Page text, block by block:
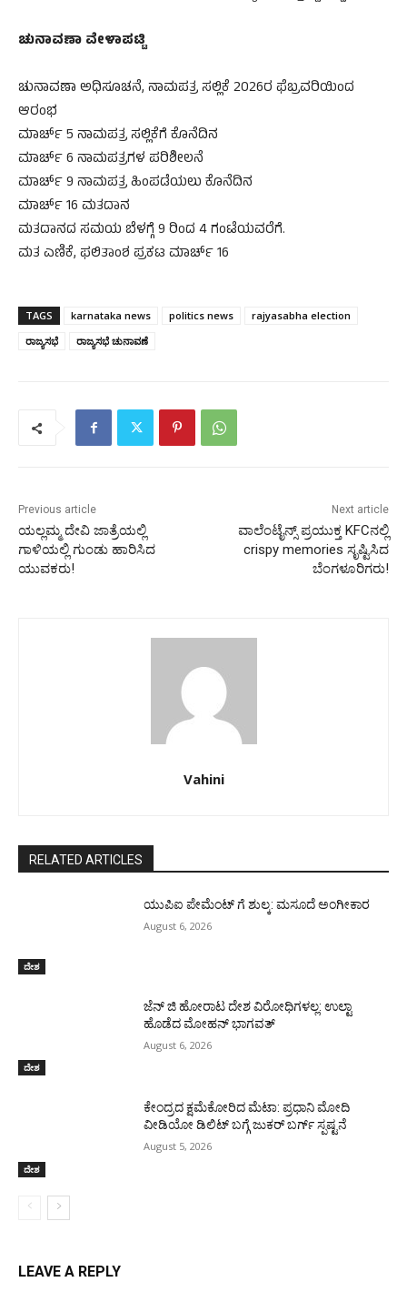
ಚುನಾವಣಾ ವೇಳಾಪಟ್ಟಿ
ಚುನಾವಣಾ ಅಧಿಸೂಚನೆ, ನಾಮಪತ್ರ ಸಲ್ಲಿಕೆ 2026ರ ಫೆಬ್ರವರಿಯಿಂದ
ಆರಂಭ
ಮಾರ್ಚ್ 5 ನಾಮಪತ್ರ ಸಲ್ಲಿಕೆಗೆ ಕೊನೆದಿನ
ಮಾರ್ಚ್ 6 ನಾಮಪತ್ರಗಳ ಪರಿಶೀಲನೆ
ಮಾರ್ಚ್ 9 ನಾಮಪತ್ರ ಹಿಂಪಡೆಯಲು ಕೊನೆದಿನ
ಮಾರ್ಚ್ 16 ಮತದಾನ
ಮತದಾನದ ಸಮಯ ಬೆಳಗ್ಗೆ 9 ರಿಂದ 4 ಗಂಟೆಯವರೆಗೆ.
ಮತ ಎಣಿಕೆ, ಫಲಿತಾಂಶ ಪ್ರಕಟ ಮಾರ್ಚ್ 16
TAGS karnataka news politics news
rajyasabha election
ರಾಜ್ಯಸಭೆ
ರಾಜ್ಯಸಭೆ ಚುನಾವಣೆ
Previous article
ಯಲ್ಲಮ್ಮ ದೇವಿ ಜಾತ್ರೆಯಲ್ಲಿ
ಗಾಳಿಯಲ್ಲಿ ಗುಂಡು ಹಾರಿಸಿದ
ಯುವಕರು!
Next article
ವಾಲೆಂಟೈನ್ಸ್ ಪ್ರಯುಕ್ತ KFCನಲ್ಲಿ
crispy memories ಸೃಷ್ಟಿಸಿದ
ಬೆಂಗಳೂರಿಗರು!
Vahini
RELATED ARTICLES
ದೇಶ
ಯುಪಿಐ ಪೇಮೆಂಟ್ ಗೆ ಶುಲ್ಕ: ಮಸೂದೆ ಅಂಗೀಕಾರ
August 6, 2026
ದೇಶ
ಜೆನ್ ಜಿ ಹೋರಾಟ ದೇಶ ವಿರೋಧಿಗಳಲ್ಲ: ಉಲ್ಟಾ
ಹೊಡೆದ ಮೋಹನ್ ಭಾಗವತ್
August 6, 2026
ದೇಶ
ಕೇಂದ್ರದ ಕ್ಷಮೆಕೋರಿದ ಮೆಟಾ: ಪ್ರಧಾನಿ ಮೋದಿ
ವೀಡಿಯೋ ಡಿಲಿಟ್ ಬಗ್ಗೆ ಜುಕರ್ ಬರ್ಗ್ ಸ್ಪಷ್ಟನೆ
August 5, 2026
LEAVE A REPLY